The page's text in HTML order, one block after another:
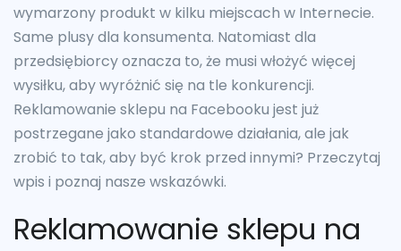
wymarzony produkt w kilku miejscach w Internecie.
Same plusy dla konsumenta. Natomiast dla
przedsiębiorcy oznacza to, że musi włożyć więcej
wysiłku, aby wyróżnić się na tle konkurencji.
Reklamowanie sklepu na Facebooku jest już
postrzegane jako standardowe działania, ale jak
zrobić to tak, aby być krok przed innymi? Przeczytaj
wpis i poznaj nasze wskazówki.
Reklamowanie sklepu na